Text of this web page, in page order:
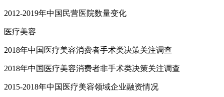
2012-2019年中国民营医院数量变化
医疗美容
2018年中国医疗美容消费者手术类决策关注调查
2018年中国医疗美容消费者非手术类决策关注调查
2015-2018年中国医疗美容领域企业融资情况